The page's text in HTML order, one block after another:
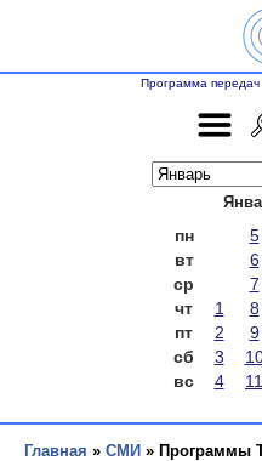
Программа
пн 5
вт
6
ср
7
чт
1 8
пт
2 9
сб
3
вс
4 11
Главная » СМИ » Программы